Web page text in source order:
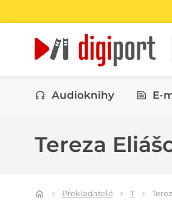
Kategorie
Audioknihy E-
Tereza
Překladatelé T